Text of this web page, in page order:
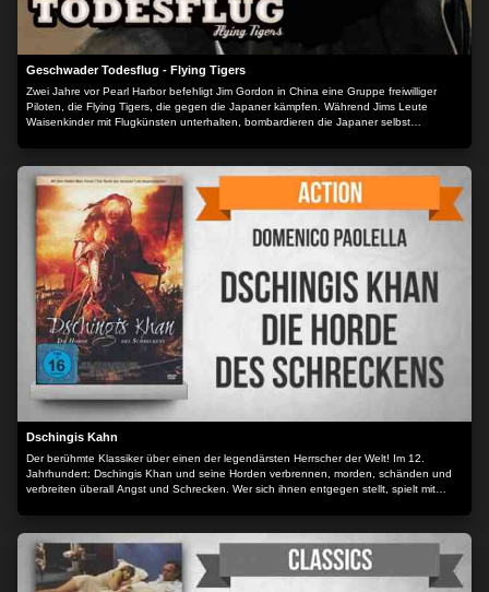
Geschwader Todesflug - Flying Tigers
Zwei Jahre vor Pearl Harbor befehligt Jim Gordon in China eine Gruppe freiwilliger
Piloten, die Flying Tigers, die gegen die Japaner kämpfen. Während Jims Leute
Waisenkinder mit Flugkünsten unterhalten, bombardieren die Japaner selbst
Dschingis Kahn
Der berühmte Klassiker über einen der legendärsten Herrscher der Welt! Im 12.
Jahrhundert: Dschingis Khan und seine Horden verbrennen, morden, schänden und
verbreiten überall Angst und Schrecken. Wer sich ihnen entgegen stellt, spielt mit
Schachzug von Intrigen, Kampf und Liebe entführt der große Mongolenherrscher die
edle Prinzessin der Polen. Das ruft den Hirten Marko ins Geschehen, der in diesem
Abenteuer zum Helden wird.